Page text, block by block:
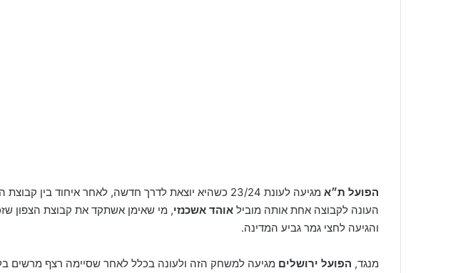
הפועל ת״א
מגיעה לעונת 23/24 כשהיא יוצאת לדרך חדשה, לאחר איחוד בין
העונה לקבוצה אחת אותה מוביל אוהד אשכנזי
והגיעה לחצי גמר גביע המדינה.
מנגד, הפועל ירושלים מגיעה למשחק הזה ולעונה בכלל לאחר שסיימה רצף מרשים